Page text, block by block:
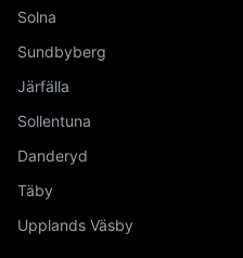
Solna
Sundbyberg
Järfälla
Sollentuna
Danderyd
Täby
Upplands Väsby